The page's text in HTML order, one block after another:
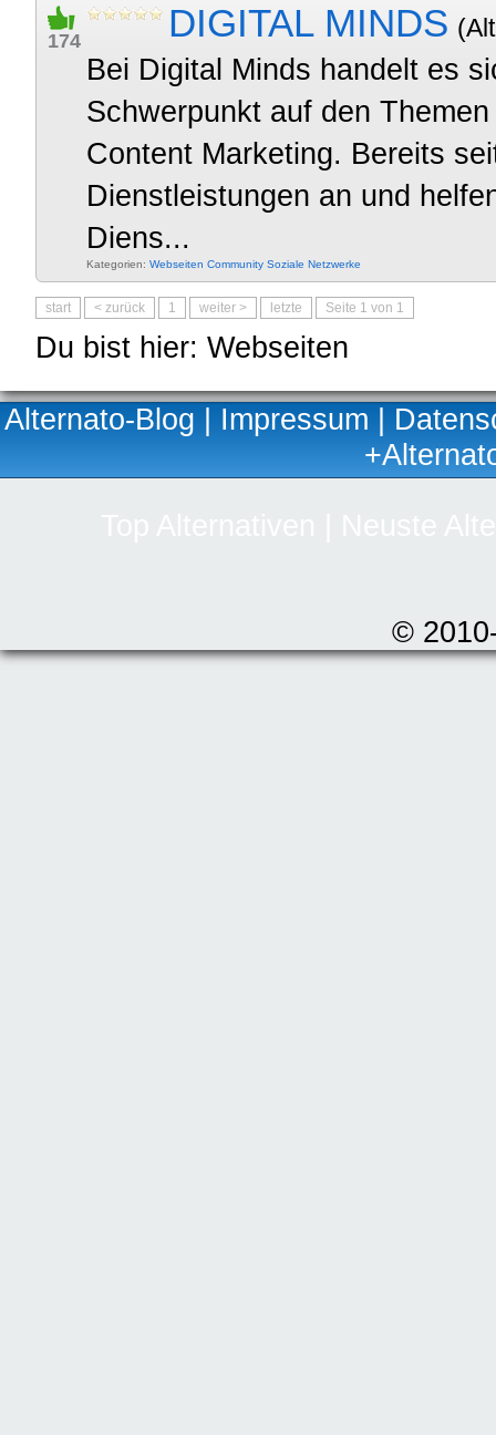
174 DIGITAL MINDS
Bei Digital Minds handelt es
Schwerpunkt auf den
Content Marketing. Bereits
Dienstleistungen an und
Diens...
Kategorien: Webseiten Community Soziale Netzwerke
start < zurück 1 weiter > letzte Seite 1 von 1
Du bist hier: Webseiten
Alternato-Blog | Impressum |
©